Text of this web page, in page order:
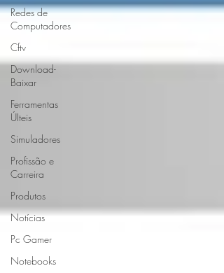
Redes de
Computadores
Cftv
Download-
Baixar
Ferramentas
ÚIteis
Simuladores
Profissão e
Carreira
Produtos
Notícias
Pc Gamer
Notebooks